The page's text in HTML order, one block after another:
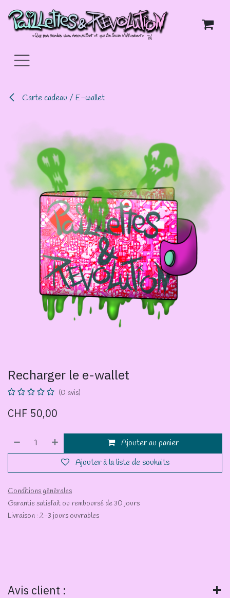
Carte cadeau / E-wallet
Recharger le e-wallet
(0 avis)
CHF 50,00
Ajouter au panier
Ajouter à la liste de souhaits
Conditions générales
Garantie satisfait ou remboursé de 30 jours
Livraison : 2-3 jours ouvrables
Avis client :